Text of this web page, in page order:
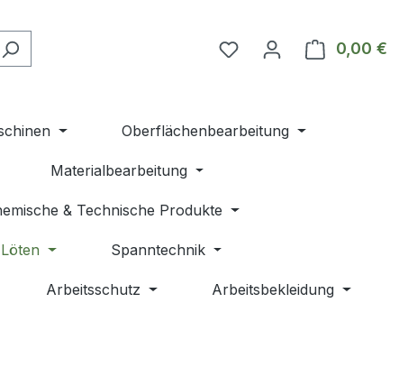
Du hast 0 Produkte auf
0,00 €
Oberflächenbearbeitung
Materialbearbeitung
& Technische Produkte
Spanntechnik
Arbeitsschutz Arbeitsbekleidung